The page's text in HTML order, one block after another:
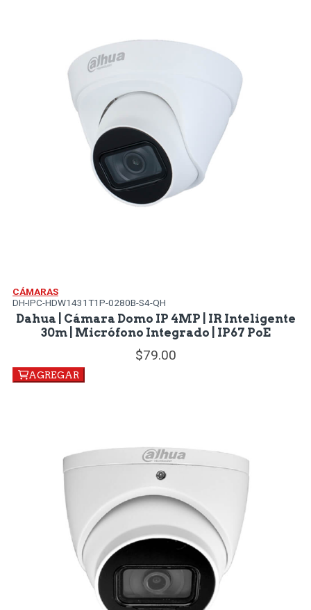
CÁMARAS
DH-IPC-HDW1431T1P-0280B-S4-QH
Dahua | Cámara Domo IP 4MP | IR Inteligente
30m | Micrófono Integrado | IP67 PoE
79.00
AGREGAR